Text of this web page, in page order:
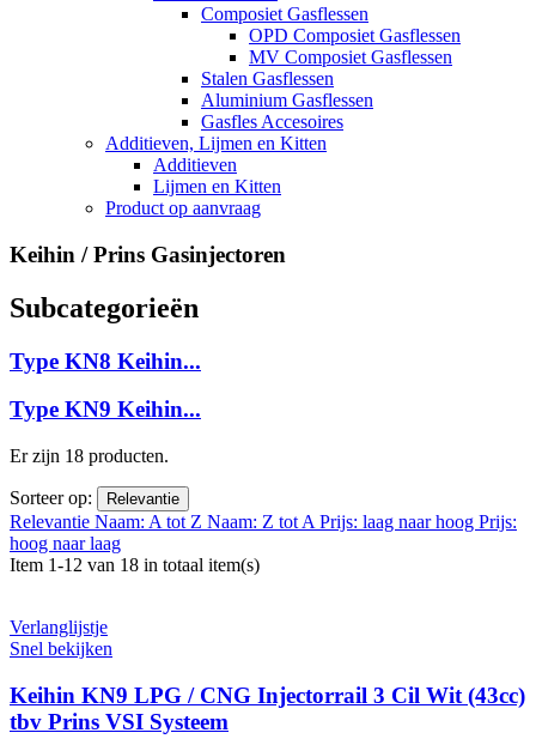
Composiet Gasflessen
OPD Composiet Gasflessen
MV Composiet Gasflessen
Stalen Gasflessen
Aluminium Gasflessen
Gasfles Accesoires
Additieven, Lijmen en Kitten
Additieven
Lijmen en Kitten
Product op aanvraag
Keihin / Prins Gasinjectoren
Subcategorieën
Type KN8 Keihin...
Type KN9 Keihin...
Er zijn 18 producten.
Sorteer op: Relevantie
Relevantie Naam: A tot Z Naam: Z tot A Prijs: laag naar hoog Prijs:
hoog naar laag
Item 1-12 van 18 in totaal item(s)
Verlanglijstje
Snel bekijken
Keihin KN9 LPG / CNG Injectorrail 3 Cil Wit (43cc)
tbv Prins VSI Systeem